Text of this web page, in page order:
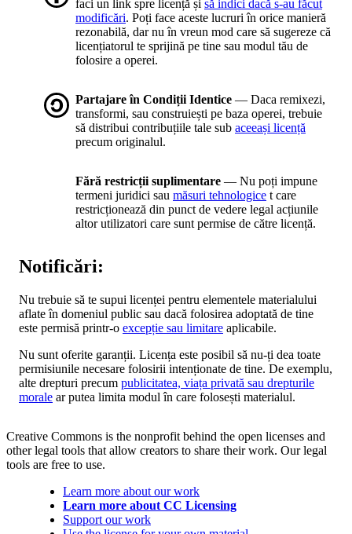
faci un link spre licență și să indici dacă s-au făcut
modificări. Poți face aceste lucruri în orice manieră
rezonabilă, dar nu în vreun mod care să sugereze că
licențiatorul te sprijină pe tine sau modul tău de
folosire a operei.
Partajare în Condiții Identice — Daca remixezi,
transformi, sau construiești pe baza operei, trebuie
să distribui contribuțiile tale sub aceeași licență
precum originalul.
Fără restricții suplimentare — Nu poți impune
termeni juridici sau măsuri tehnologice t care
restricționează din punct de vedere legal acțiunile
altor utilizatori care sunt permise de către licență.
Notificări:
Nu trebuie să te supui licenței pentru elementele materialului
aflate în domeniul public sau dacă folosirea adoptată de tine
este permisă printr-o excepție sau limitare aplicabile.
Nu sunt oferite garanții. Licența este posibil să nu-ți dea toate
permisiunile necesare folosirii intenționate de tine. De exemplu,
alte drepturi precum publicitatea, viața privată sau drepturile
morale ar putea limita modul în care folosești materialul.
Creative Commons is the nonprofit behind the open licenses and
other legal tools that allow creators to share their work. Our legal
tools are free to use.
Learn more about our work
Learn more about CC Licensing
Support our work